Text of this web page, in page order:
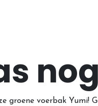
groene voerbak